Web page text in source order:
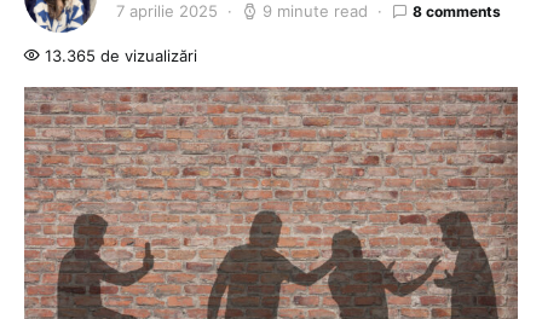
7 aprilie 2025 9 minute read 8 comments
13.365 de vizualizări